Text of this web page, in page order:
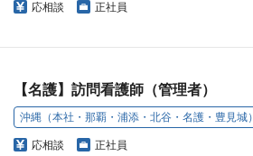
応相談 正社員
【名護】訪問看護師（管理者）
沖縄（本社・那覇・浦添・北谷・名護・豊見城）
応相談 正社員